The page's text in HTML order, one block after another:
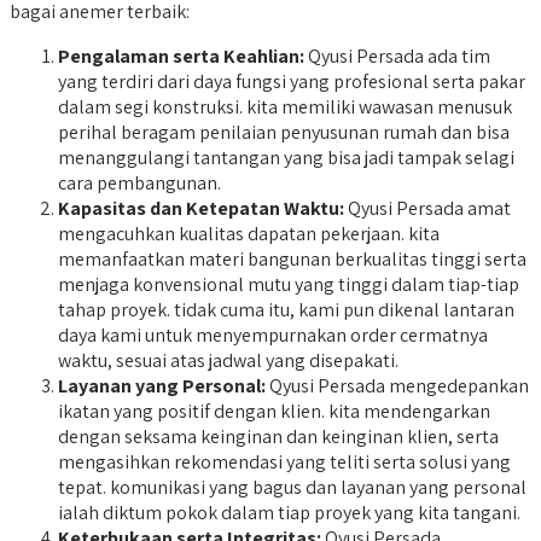
bagai anemer terbaik:
Pengalaman serta Keahlian:Qyusi Persada ada tim
yang terdiri dari daya fungsi yang profesional serta pakar
dalam segi konstruksi. kita memiliki wawasan menusuk
perihal beragam penilaian penyusunan rumah dan bisa
menanggulangi tantangan yang bisa jadi tampak selagi
cara pembangunan.
Kapasitas dan Ketepatan Waktu:Qyusi Persada amat
mengacuhkan kualitas dapatan pekerjaan. kita
memanfaatkan materi bangunan berkualitas tinggi serta
menjaga konvensional mutu yang tinggi dalam tiap-tiap
tahap proyek. tidak cuma itu, kami pun dikenal lantaran
daya kami untuk menyempurnakan order cermatnya
waktu, sesuai atas jadwal yang disepakati.
Layanan yang Personal:Qyusi Persada mengedepankan
ikatan yang positif dengan klien. kita mendengarkan
dengan seksama keinginan dan keinginan klien, serta
mengasihkan rekomendasi yang teliti serta solusi yang
tepat. komunikasi yang bagus dan layanan yang personal
ialah diktum pokok dalam tiap proyek yang kita tangani.